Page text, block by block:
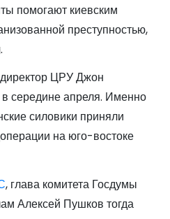
помогают киевским
преступностью,
директор ЦРУ Джон
середине апреля. Именно
силовики приняли
на юго-востоке
, глава комитета Госдумы
Алексей Пушков тогда